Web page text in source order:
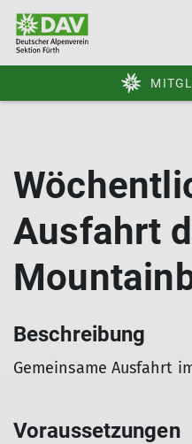
Ausfahrt
Beschreibung
Gemeinsame Ausfahrt
Voraussetzungen